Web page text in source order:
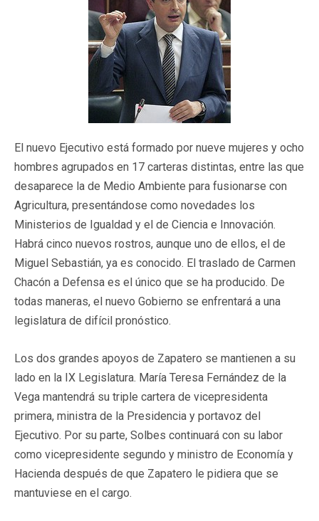
El nuevo Ejecutivo está formado por nueve mujeres y ocho
hombres agrupados en 17 carteras distintas, entre las que
desaparece la de Medio Ambiente para fusionarse con
Agricultura, presentándose como novedades los
Ministerios de Igualdad y el de Ciencia e Innovación.
Habrá cinco nuevos rostros, aunque uno de ellos, el de
Miguel Sebastián, ya es conocido. El traslado de Carmen
Chacón a Defensa es el único que se ha producido. De
todas maneras, el nuevo Gobierno se enfrentará a una
legislatura de difícil pronóstico.
Los dos grandes apoyos de Zapatero se mantienen a su
lado en la IX Legislatura. María Teresa Fernández de la
Vega mantendrá su triple cartera de vicepresidenta
primera, ministra de la Presidencia y portavoz del
Ejecutivo. Por su parte, Solbes continuará con su labor
como vicepresidente segundo y ministro de Economía y
Hacienda después de que Zapatero le pidiera que se
mantuviese en el cargo.